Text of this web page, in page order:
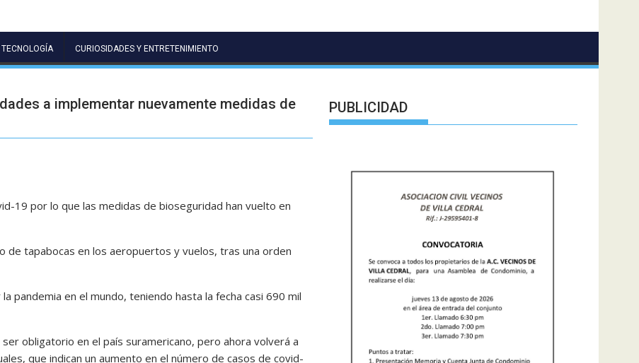
CURIOSIDADES Y ENTRETENIMIENTO
a implementar nuevamente medidas de
19 por lo que las medidas de bioseguridad han vuelto en
tapabocas en los aeropuertos y vuelos, tras una orden
pandemia en el mundo, teniendo hasta la fecha casi 690 mil
obligatorio en el país suramericano, pero ahora volverá a
que indican un aumento en el número de casos de covid-
PUBLICIDAD